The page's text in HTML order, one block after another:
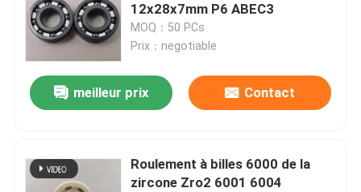
Produits
12x28x7mm P6 ABEC3
MOQ：50 PCs
Prix：negotiable
meilleur prix Contact
Roulement à billes 6000 de la
zircone Zro2 6001 6004